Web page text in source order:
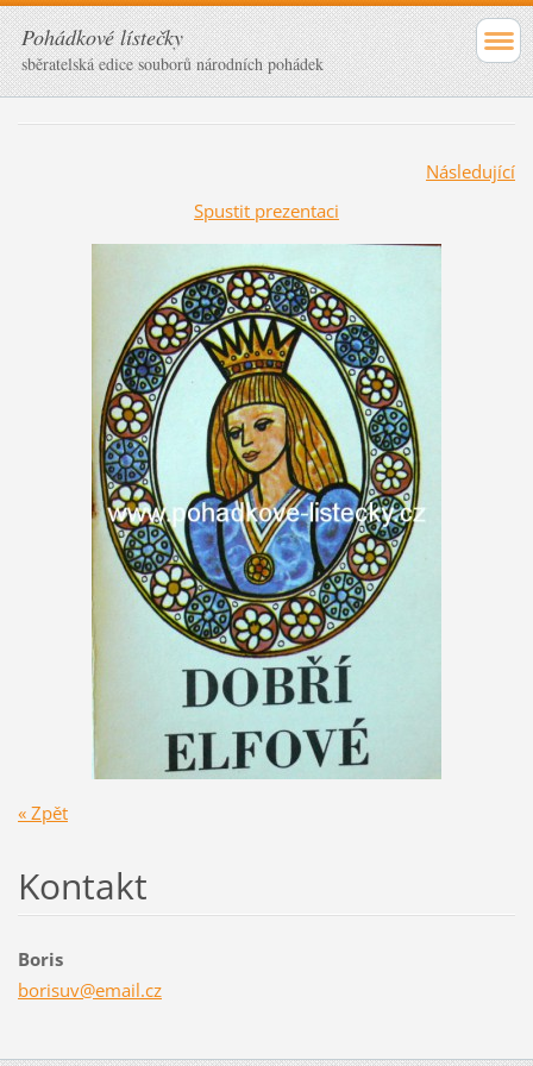
Pohádkové lístečky
sběratelská edice souborů národních pohádek
Následující
Spustit prezentaci
« Zpět
Kontakt
Boris
borisuv@email.cz